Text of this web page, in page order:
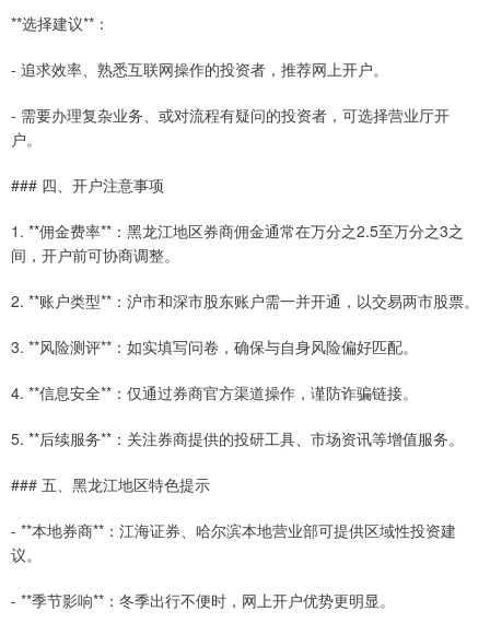
**选择建议**：
- 追求效率、熟悉互联网操作的投资者，推荐网上开户。
- 需要办理复杂业务、或对流程有疑问的投资者，可选择营业厅开
户。
### 四、开户注意事项
1. **佣金费率**：黑龙江地区券商佣金通常在万分之2.5至万分之3之
间，开户前可协商调整。
2. **账户类型**：沪市和深市股东账户需一并开通，以交易两市股票。
3. **风险测评**：如实填写问卷，确保与自身风险偏好匹配。
4. **信息安全**：仅通过券商官方渠道操作，谨防诈骗链接。
5. **后续服务**：关注券商提供的投研工具、市场资讯等增值服务。
### 五、黑龙江地区特色提示
- **本地券商**：江海证券、哈尔滨本地营业部可提供区域性投资建
议。
- **季节影响**：冬季出行不便时，网上开户优势更明显。